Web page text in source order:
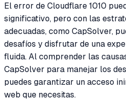
El error de Cloudflare 1010
significativo, pero con las
adecuadas, como CapSolver,
desafíos y disfrutar de una
fluida. Al comprender las
CapSolver para manejar los
puedes garantizar un acceso
web que necesitas.